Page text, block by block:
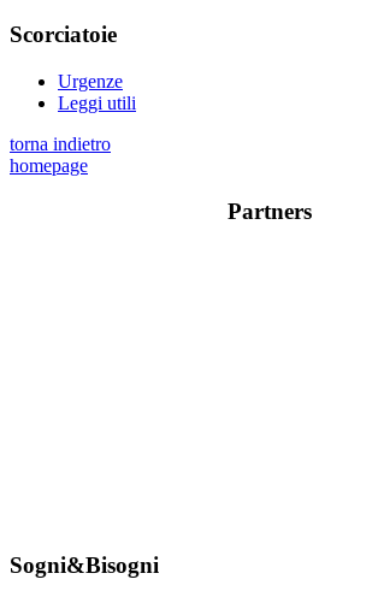
Scorciatoie
Urgenze
Leggi utili
torna indietro
homepage
Partners
Sogni&Bisogni